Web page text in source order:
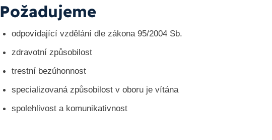
Požadujeme
odpovídající vzdělání dle zákona 95/2004 Sb.
zdravotní způsobilost
trestní bezúhonnost
specializovaná způsobilost v oboru je vítána
spolehlivost a komunikativnost